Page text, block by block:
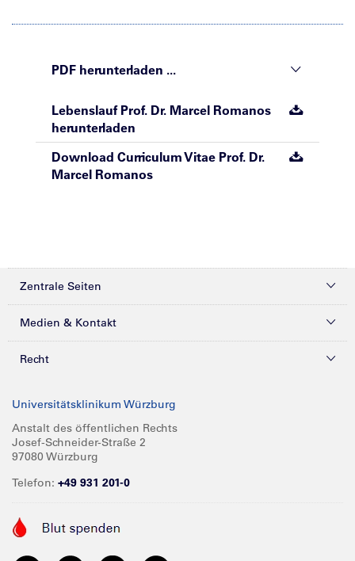
PDF herunterladen ...
Lebenslauf Prof. Dr. Marcel Romanos
herunterladen
Download Curriculum Vitae Prof. Dr.
Marcel Romanos
Zentrale Seiten
Kliniken & Zentren
Forschung
Karriere
Medien & Kontakt
Presse
Glossar
Spenden
Anreise
Recht
Compliance
Impressum
Barrierefreiheit
Universitätsklinikum Würzburg
Anstalt des öffentlichen Rechts
Josef-Schneider-Straße 2
97080 Würzburg
Telefon: +49 931 201-0